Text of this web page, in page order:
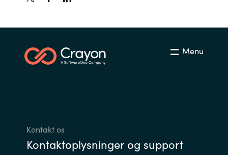
Menu
Kontakt os
Kontaktoplysninger og support